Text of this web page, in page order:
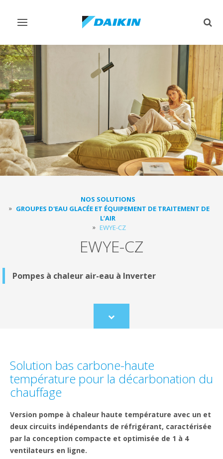
Afficher/masquer
NOS SOLUTIONS
GROUPES D'EAU GLACÉE ET ÉQUIPEMENT DE TRAITEMENT DE
L’AIR
EWYE-CZ
EWYE-CZ
Pompes à chaleur air-eau à Inverter
Scroll
to
Solution bas carbone-haute
température pour la décarbonation du
chauffage
Version pompe à chaleur haute température avec un et
deux circuits indépendants de réfrigérant, caractérisée
par la conception compacte et optimisée de 1 à 4
ventilateurs en ligne.